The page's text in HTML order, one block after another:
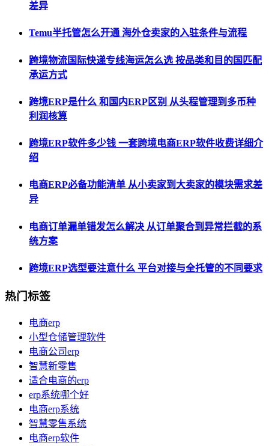
差异
Temu半托管怎么开通 海外仓卖家的入驻条件与流程
跨境物流国际快递专线海运怎么选 按品类和目的国匹配
承运方式
跨境ERP是什么 和国内ERP区别 从头程管理到多币种
利润核算
跨境ERP软件多少钱 一套跨境电商ERP软件收费详细介
绍
电商ERP必备功能清单 从小卖家到大卖家的模块需求差
异
电商订单漏单错发怎么解决 从订单聚合到异常拦截的系
统方案
跨境ERP选型要注意什么 平台对接与全托管的不同要求
热门标签
电商erp
小型仓储管理软件
电商公司erp
智慧新零售
适合电商的erp
erp系统哪个好
电商erp系统
智慧零售系统
电商erp软件